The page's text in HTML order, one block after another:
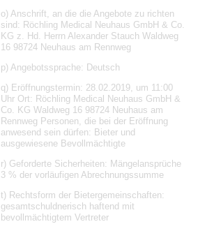
o) Anschrift, an die die Angebote zu richten
sind: Röchling Medical Neuhaus GmbH & Co.
KG z. Hd. Herrn Alexander Stauch Waldweg
16 98724 Neuhaus am Rennweg
p) Angebotssprache: Deutsch
q) Eröffnungstermin: 28.02.2019, um 11:00
Uhr Ort: Röchling Medical Neuhaus GmbH &
Co. KG Waldweg 16 98724 Neuhaus am
Rennweg Personen, die bei der Eröffnung
anwesend sein dürfen: Bieter und
ausgewiesene Bevollmächtigte
r) Geforderte Sicherheiten: Mängelansprüche
3 % der vorläufigen Abrechnungssumme
t) Rechtsform der Bietergemeinschaften:
gesamtschuldnerisch haftend mit
bevollmächtigtem Vertreter